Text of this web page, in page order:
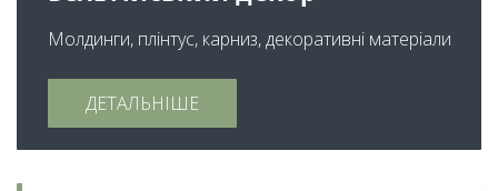
Молдинги, плінтус, карниз, декоративні матеріали
ДЕТАЛЬНІШЕ